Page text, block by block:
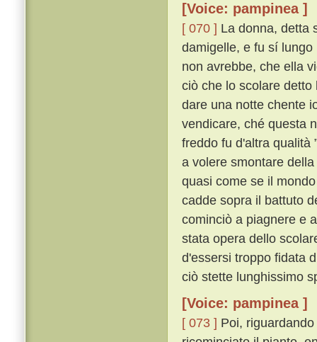
[Voice: pampinea ]
[ 070 ] La donna, detta
damigelle, e fu sí
non avrebbe, che ella
ciò che lo scolare detto
dare una notte chente
vendicare, ché questa
freddo fu d'altra qualità
a volere smontare
quasi come se il
cadde sopra il battuto
cominciò a piagnere e
stata opera dello
d'essersi troppo fidata
ciò stette lunghissimo
[Voice: pampinea ]
[ 073 ] Poi,